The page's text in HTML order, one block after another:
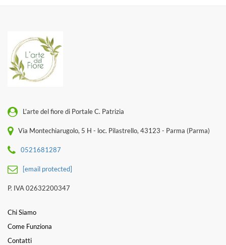
L'arte del fiore di Portale C. Patrizia
Via Montechiarugolo, 5 H - loc. Pilastrello, 43123 - Parma (Parma)
0521681287
[email protected]
P. IVA 02632200347
Chi Siamo
Come Funziona
Contatti